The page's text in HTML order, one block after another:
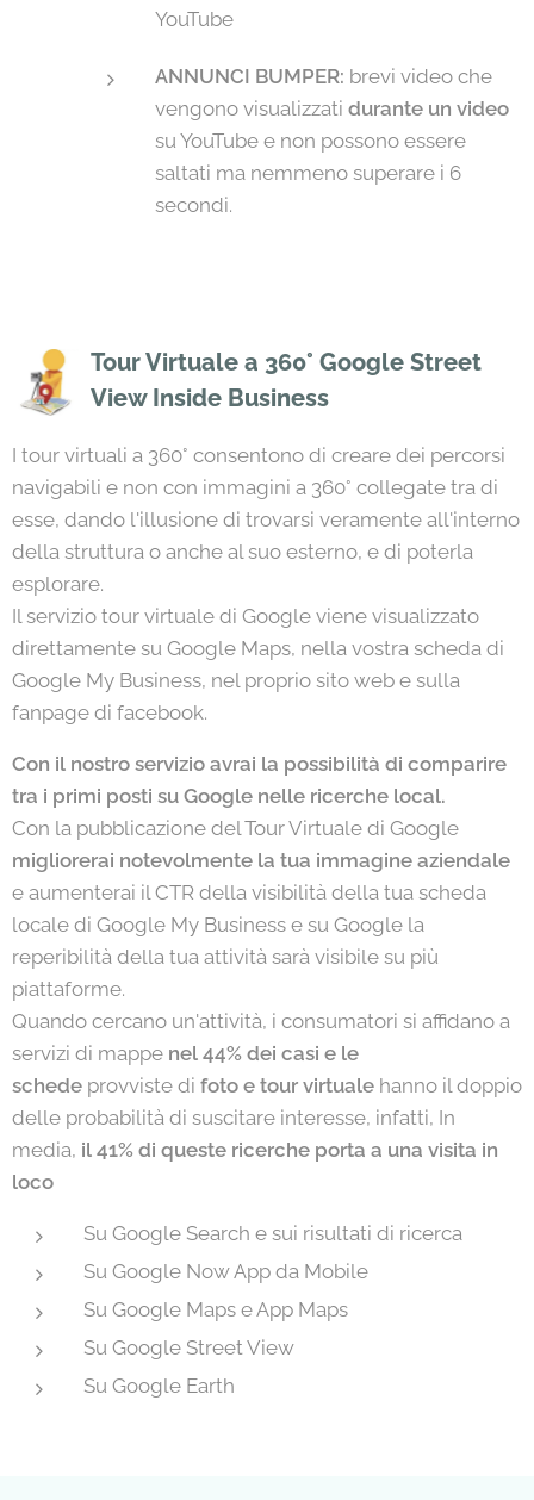
YouTube
ANNUNCI BUMPER: brevi video che
vengono visualizzati durante un video
su YouTube e non possono essere
saltati ma nemmeno superare i 6
secondi.
Tour Virtuale a 360° Google Street
View Inside Business
I tour virtuali a 360° consentono di creare dei percorsi
navigabili e non con immagini a 360° collegate tra di
esse, dando l'illusione di trovarsi veramente all'interno
della struttura o anche al suo esterno, e di poterla
esplorare.
Il servizio tour virtuale di Google viene visualizzato
direttamente su Google Maps, nella vostra scheda di
Google My Business, nel proprio sito web e sulla
fanpage di facebook.
Con il nostro servizio avrai la possibilità di comparire
tra i primi posti su Google nelle ricerche local.
Con la pubblicazione del Tour Virtuale di Google
migliorerai notevolmente la tua immagine aziendale
e aumenterai il CTR della visibilità della tua scheda
locale di Google My Business e su Google la
reperibilità della tua attività sarà visibile su più
piattaforme.
Quando cercano un'attività, i consumatori si affidano a
servizi di mappe nel 44% dei casi e le
schede provviste di foto e tour virtuale hanno il doppio
delle probabilità di suscitare interesse, infatti, In
media, il 41% di queste ricerche porta a una visita in
loco
Su Google Search e sui risultati di ricerca
Su Google Now App da Mobile
Su Google Maps e App Maps
Su Google Street View
Su Google Earth